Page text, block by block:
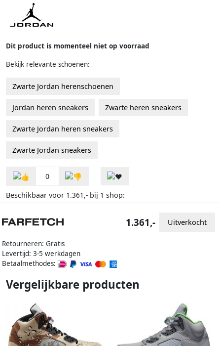
Dit product is momenteel niet op voorraad
Bekijk relevante schoenen:
Zwarte Jordan herenschoenen
Jordan heren sneakers Zwarte heren sneakers
Zwarte Jordan heren sneakers
Zwarte Jordan sneakers
0
Beschikbaar voor 1.361,- bij 1 shop:
Retourneren: Gratis
Levertijd: 3-5 werkdagen
Betaalmethodes:
1.361,- Uitverkocht
Vergelijkbare producten